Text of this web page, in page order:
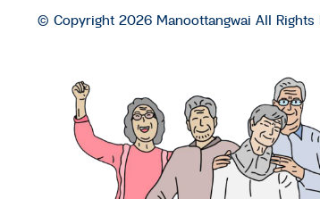
© Copyright 2026 Manoottangwai All Rights